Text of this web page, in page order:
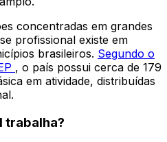
concentradas em grandes
profissional existe em
brasileiros. Segundo o
, o país possui cerca de 179
em atividade, distribuídas
trabalha?